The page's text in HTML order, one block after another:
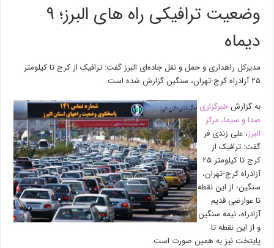
وضعیت ترافیکی راه های البرز؛ ۹
دیماه
مدیرکل راهداری و حمل و نقل جاده‌ای البرز گفت: ترافیک از کرج تا کیلومتر
۲۵ آزادراه کرج-تهران، سنگین گزارش شده است.
به گزارشخبرگزاری
صدا و سیما، مرکز
البرز، علی زندی فر
گفت: ترافیک از
کرج تا کیلومتر ۲۵
آزادراه کرج-تهران،
سنگین؛ از این نقطه
تا عوارضی قدیم
آزادراه، نیمه سنگین
و از این نقطه تا
پایتخت نیز به همین صورت است.